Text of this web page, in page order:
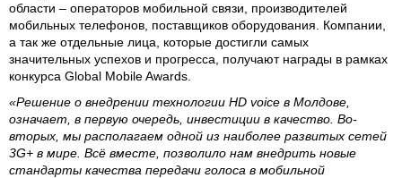
области – операторов мобильной связи, производителей
мобильных телефонов, поставщиков оборудования. Компании,
а так же отдельные лица, которые достигли самых
значительных успехов и прогресса, получают награды в рамках
конкурса Global Mobile Awards.
«Решение о внедрении технологии HD voice в Молдове,
означает, в первую очередь, инвестиции в качество. Во-
вторых, мы располагаем одной из наиболее развитых сетей
3G+ в мире. Всё вместе, позволило нам внедрить новые
стандарты качества передачи голоса в мобильной